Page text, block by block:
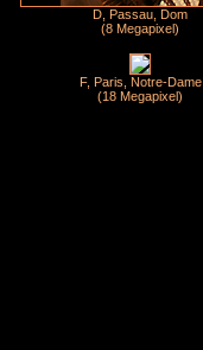
D, Passau, Dom
(8 Megapixel)
F, Paris, Notre-Dame
(18 Megapixel)